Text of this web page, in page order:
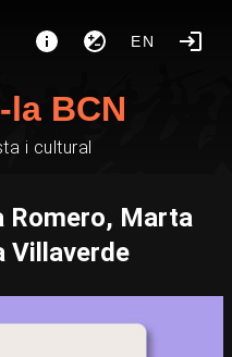
EN
BCN
i cultural
Romero, Marta
Villaverde